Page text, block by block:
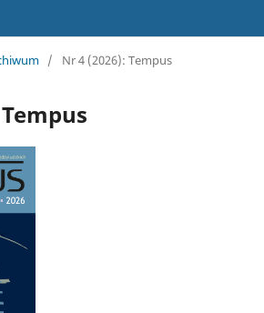
/ Nr 4 (2026): Tempus